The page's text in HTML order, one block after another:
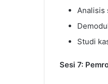
Analisis
Studi
Sesi 7: